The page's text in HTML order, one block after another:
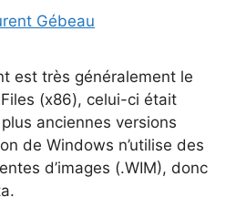
Gébeau
est très généralement le
(x86), celui-ci était
anciennes versions
de Windows n’utilise des
d’images (.WIM), donc